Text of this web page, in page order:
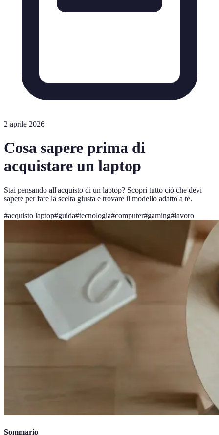
2 aprile 2026
Cosa sapere prima di
acquistare un laptop
Stai pensando all'acquisto di un laptop? Scopri tutto ciò che devi
sapere per fare la scelta giusta e trovare il modello adatto a te.
#acquisto laptop#guida#tecnologia#computer#gaming#lavoro
Sommario